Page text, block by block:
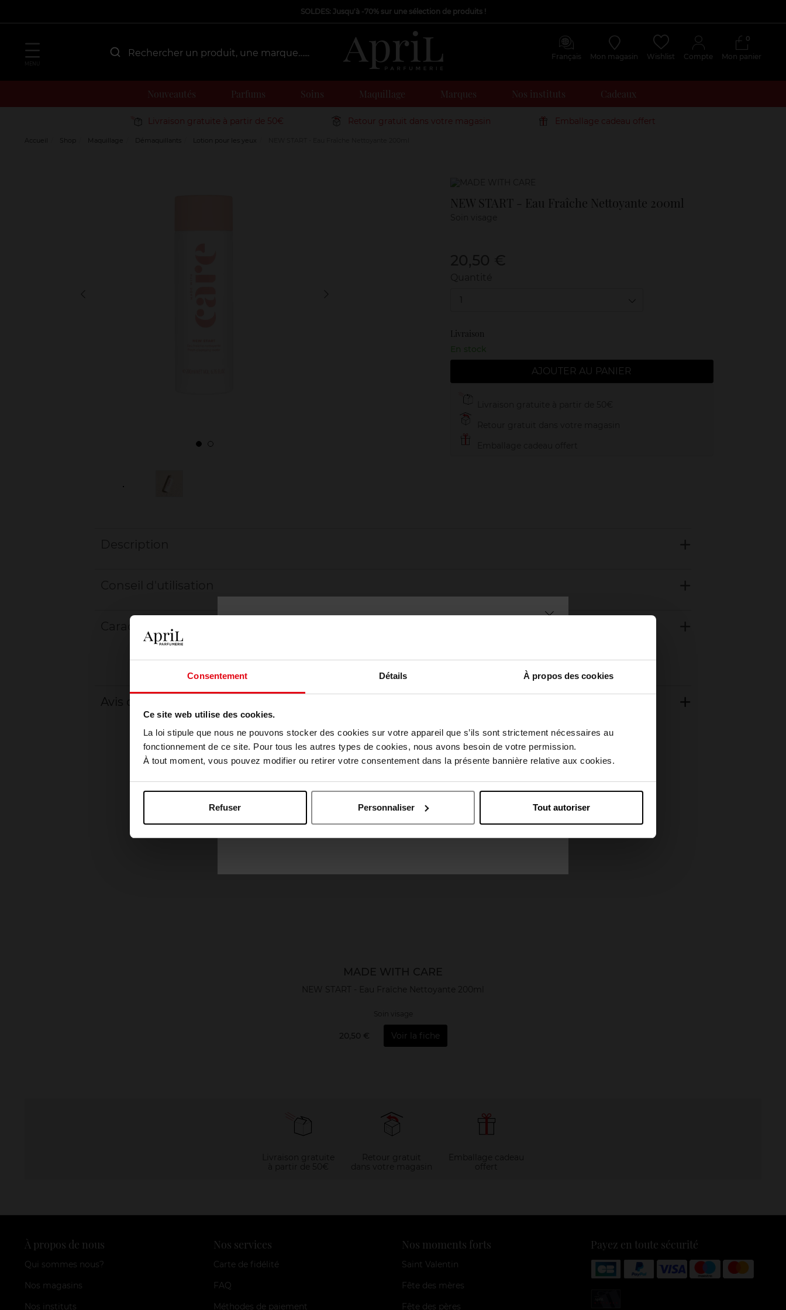
Consentement Détails À propos des cookies
Ce site web utilise des cookies.
La loi stipule que nous ne pouvons stocker des cookies sur votre appareil que s’ils sont strictement nécessaires au
fonctionnement de ce site. Pour tous les autres types de cookies, nous avons besoin de votre permission.
À tout moment, vous pouvez modifier ou retirer votre consentement dans la présente bannière relative aux cookies.
Refuser Personnaliser Tout autoriser
SOLDES: Jusqu'à -70% sur une sélection de produits !
Français Mon magasin Wishlist Compte Mon panier
0
Nouveautés Parfums Soins Maquillage Marques Nos instituts Cadeaux
Livraison gratuite à partir de 50€ Retour gratuit dans votre magasin Emballage cadeau offert
Accueil Shop Maquillage Démaquillants Lotion pour les yeux
Marque
NEW START - Eau Fraîche Nettoyante 200ml
1
Livraison
En stock
AJOUTER AU PANIER
Caractéristiques
Avis client
Oublié quelque chose ?
MADE WITH CARE
NEW START - Eau Fraîche Nettoyante 200ml
Soin visage
20,50 € Voir la fiche
À propos de nous
Qui sommes nous?
Nos magasins
Nos instituts
Nos services
Carte de fidélité
FAQ
Méthodes de paiement
Nos moments forts
Saint Valentin
Fête des mères
Fête des pères
Payez en toute sécurité
Choisissez votre pays